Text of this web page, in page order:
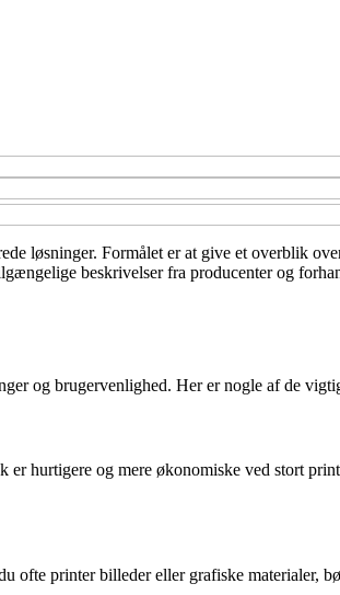
løsninger. Formålet er at give et overblik
beskrivelser fra producenter og
og brugervenlighed. Her er nogle af de
hurtigere og mere økonomiske ved stort
ofte printer billeder eller grafiske materialer,